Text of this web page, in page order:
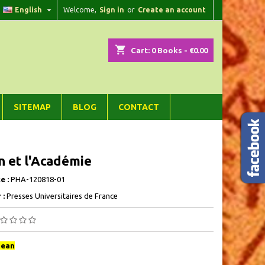
Welcome, Sign in or Create an account
English 
shopping_cart Cart: 0Books - €0.00
SITEMAP BLOG CONTACT
et l'Académie
: PHA-120818-01
: Presses Universitaires de France